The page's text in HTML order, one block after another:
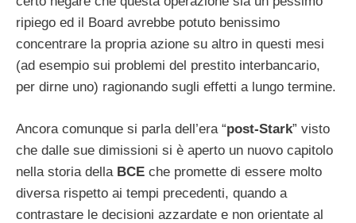
ripiego ed il Board avrebbe potuto benissimo
concentrare la propria azione su altro in questi mesi
(ad esempio sui problemi del prestito interbancario,
per dirne uno) ragionando sugli effetti a lungo termine.
Ancora comunque si parla dell’era “post-Stark” visto
che dalle sue dimissioni si è aperto un nuovo capitolo
nella storia della BCE che promette di essere molto
diversa rispetto ai tempi precedenti, quando a
contrastare le decisioni azzardate e non orientate al